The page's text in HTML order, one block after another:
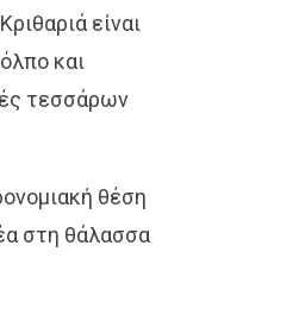
είναι
και
τεσσάρων
θέση
στη θάλασσα